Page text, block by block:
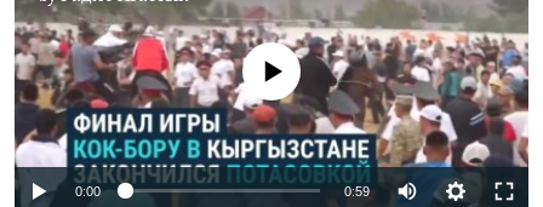
No media source currently available
0:00 0:59